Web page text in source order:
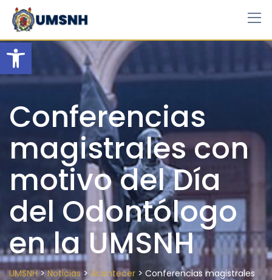
Open toolbar
Skip
content
Conferencias
magistrales con
motivo del Día
del Odontólogo
en la UMSNH
UMSNH>Noticias> Acontecer > Conferencias magistrales